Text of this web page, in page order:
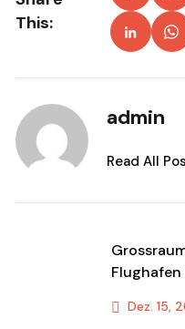
This:
admin
Read All
Dez. 15,